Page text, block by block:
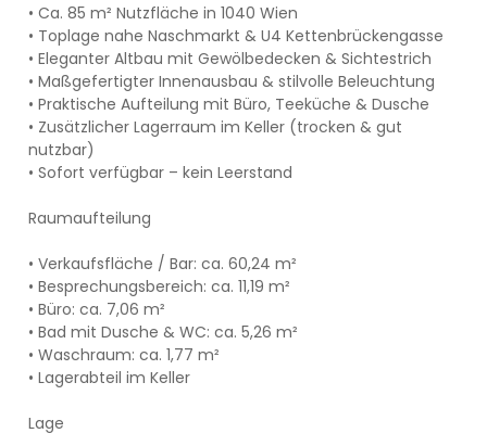
• Ca. 85 m² Nutzfläche in 1040 Wien
• Toplage nahe Naschmarkt & U4 Kettenbrückengasse
• Eleganter Altbau mit Gewölbedecken & Sichtestrich
• Maßgefertigter Innenausbau & stilvolle Beleuchtung
• Praktische Aufteilung mit Büro, Teeküche & Dusche
• Zusätzlicher Lagerraum im Keller (trocken & gut
nutzbar)
• Sofort verfügbar – kein Leerstand
Raumaufteilung
• Verkaufsfläche / Bar: ca. 60,24 m²
• Besprechungsbereich: ca. 11,19 m²
• Büro: ca. 7,06 m²
• Bad mit Dusche & WC: ca. 5,26 m²
• Waschraum: ca. 1,77 m²
• Lagerabteil im Keller
Lage